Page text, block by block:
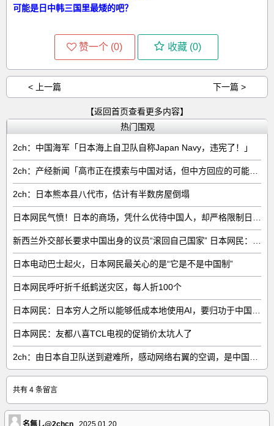
可能是日中韩三国里最矮的吧？
赞一个 (0) 收藏 (0)
< 上一篇 下一篇 >
【返回首页查看更多内容】
热门围观
2ch：中国海军「日本海上自卫队自称Japan Navy，违宪了！」
2ch：日本熊本县八代市，估计有半数房屋倒塌
日本电动巴士起火，日本网民最关心的是“它是不是中国制”
日本网民呼吁折千纸鹤送灾区，每人折100个
日本网民：友都八喜TCL电视的促销价太坑人了
共有 4 条留言
名無し@2chcn
2025.01.20